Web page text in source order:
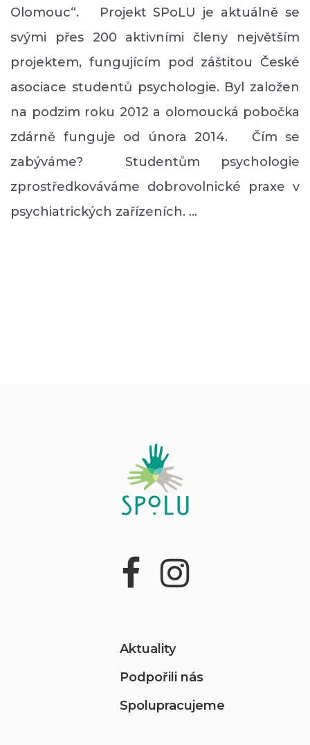
Olomouc“. Projekt SPoLU je aktuálně se
svými přes 200 aktivními členy největším
projektem, fungujícím pod záštitou České
asociace studentů psychologie. Byl založen
na podzim roku 2012 a olomoucká pobočka
zdárně funguje od února 2014. Čím se
zabýváme? Studentům psychologie
zprostředkováváme dobrovolnické praxe v
psychiatrických zařízeních. …
Aktuality
Podpořili nás
Spolupracujeme